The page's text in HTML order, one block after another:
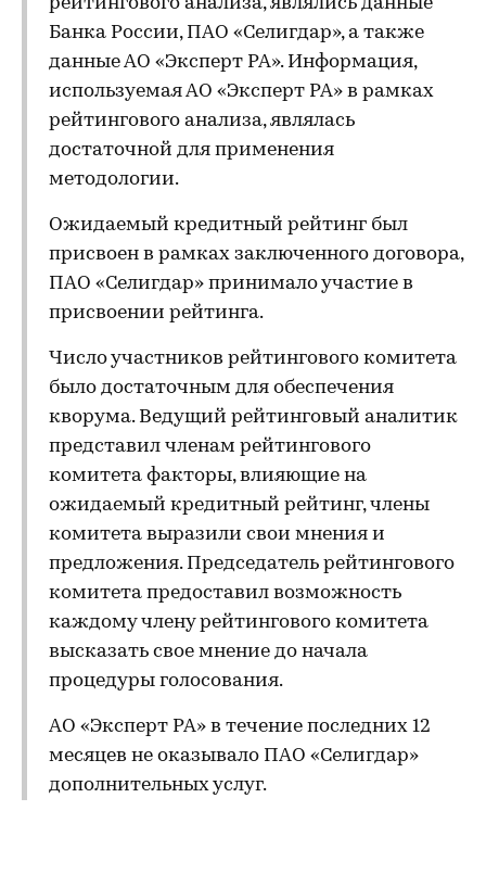
Банка России, ПАО «Селигдар», а также
данные АО «Эксперт РА». Информация,
используемая АО «Эксперт РА» в рамках
рейтингового анализа, являлась
достаточной для применения
методологии.
Ожидаемый кредитный рейтинг был
присвоен в рамках заключенного договора,
ПАО «Селигдар» принимало участие в
присвоении рейтинга.
Число участников рейтингового комитета
было достаточным для обеспечения
кворума. Ведущий рейтинговый аналитик
представил членам рейтингового
комитета факторы, влияющие на
ожидаемый кредитный рейтинг, члены
комитета выразили свои мнения и
предложения. Председатель рейтингового
комитета предоставил возможность
каждому члену рейтингового комитета
высказать свое мнение до начала
процедуры голосования.
АО «Эксперт РА» в течение последних 12
месяцев не оказывало ПАО «Селигдар»
дополнительных услуг.